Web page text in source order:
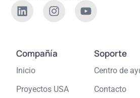
Compañía
Inicio
Proyectos USA
Soporte
Centro de
Contacto